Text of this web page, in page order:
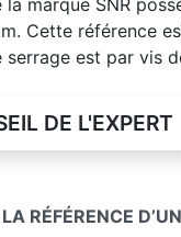
Cette référence
est par vis
DE L'EXPERT
RÉFÉRENCE